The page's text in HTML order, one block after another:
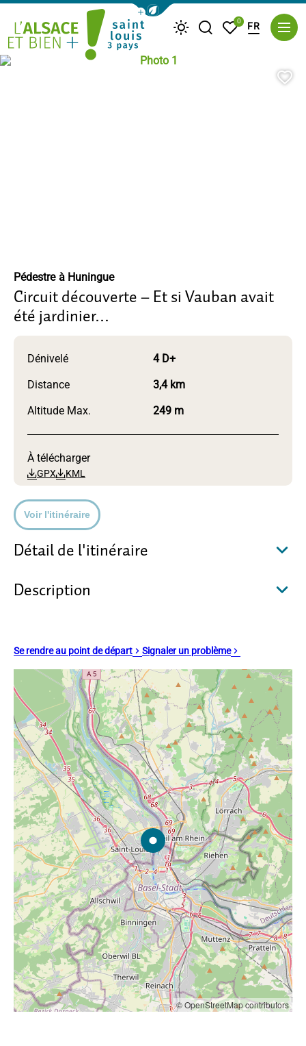
Afficher la barre de navigation du
MétéoJe recherche
Mes favoris
0 FR
Pédestre à Huningue
Circuit découverte – Et si Vauban avait
été jardinier…
Photo 1, © D. Lett – ADT
Détail de l'itinéraire
Description
Dénivelé
4 D+
Distance
3,4 km
Altitude Max.
249 m
À télécharger
GPX KML
Voir l'itinéraire
Se rendre au point de départ Signaler un problème
© OpenStreetMap contributors